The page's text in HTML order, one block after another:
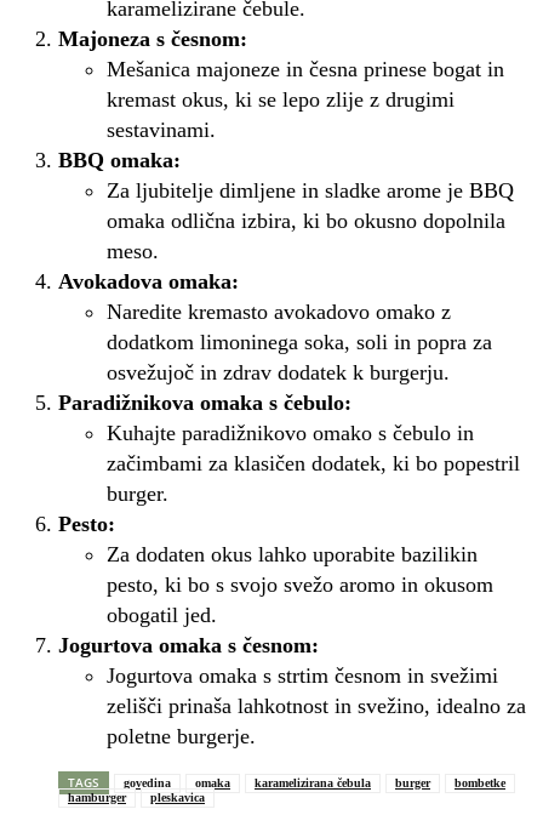
karamelizirane čebule.
Majoneza s česnom:
Mešanica majoneze in česna prinese bogat in
kremast okus, ki se lepo zlije z drugimi
sestavinami.
BBQ omaka:
Za ljubitelje dimljene in sladke arome je BBQ
omaka odlična izbira, ki bo okusno dopolnila
meso.
Avokadova omaka:
Naredite kremasto avokadovo omako z
dodatkom limoninega soka, soli in popra za
osvežujoč in zdrav dodatek k burgerju.
Paradižnikova omaka s čebulo:
Kuhajte paradižnikovo omako s čebulo in
začimbami za klasičen dodatek, ki bo popestril
burger.
Pesto:
Za dodaten okus lahko uporabite bazilikin
pesto, ki bo s svojo svežo aromo in okusom
obogatil jed.
Jogurtova omaka s česnom:
Jogurtova omaka s strtim česnom in svežimi
zelišči prinaša lahkotnost in svežino, idealno za
poletne burgerje.
TAGS govedina omaka karamelizirana čebula burger
bombetke
hamburger
pleskavica